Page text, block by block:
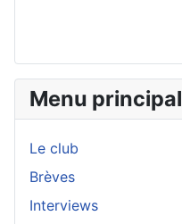
Menu principal
Le club
Brèves
Interviews